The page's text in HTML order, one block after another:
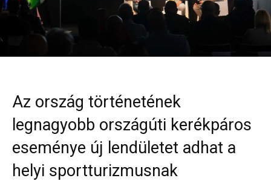
Az ország történetének
legnagyobb országúti kerékpáros
eseménye új lendületet adhat a
helyi sportturizmusnak